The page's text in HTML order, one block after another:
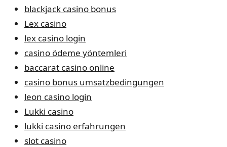
blackjack casino bonus
Lex casino
lex casino login
casino ödeme yöntemleri
baccarat casino online
casino bonus umsatzbedingungen
leon casino login
Lukki casino
lukki casino erfahrungen
slot casino